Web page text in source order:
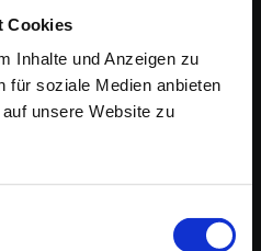
Cookies
Inhalte und Anzeigen zu
für soziale Medien anbieten
unsere Website zu